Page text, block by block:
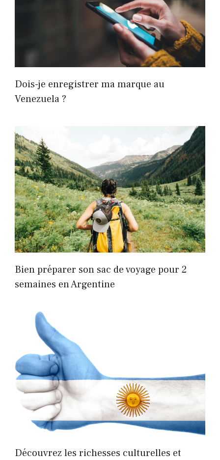
Dois-je enregistrer ma marque au
Venezuela ?
Bien préparer son sac de voyage pour 2
semaines en Argentine
Découvrez les richesses culturelles et